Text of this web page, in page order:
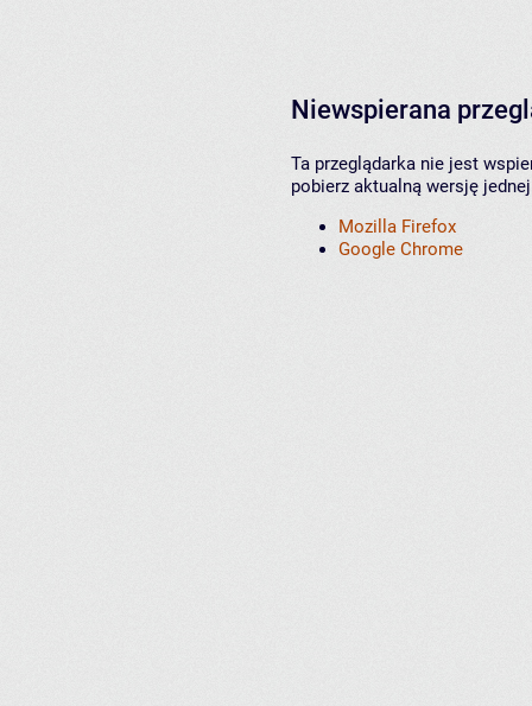
Niewspierana
Ta przeglądarka nie jest
pobierz aktualną wersję
Mozilla Firefox
Google Chrome